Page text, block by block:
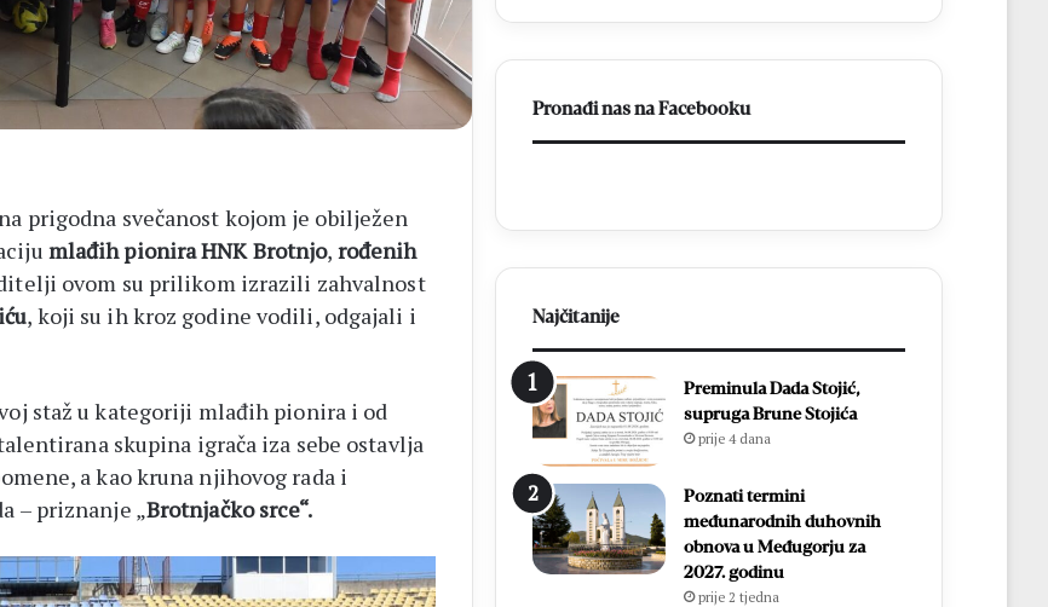
prigodna svečanost kojom je obilježen
mlađih pionira HNK Brotnjo, rođenih
ovom su prilikom izrazili zahvalnost
, koji su ih kroz godine vodili, odgajali i
staž u kategoriji mlađih pionira i od
skupina igrača iza sebe ostavlja
a kao kruna njihovog rada i
– priznanje „Brotnjačko srce“.
Pronađi nas na Facebooku
Najčitanije
Preminula Dada Stojić,
supruga Brune Stojića
prije 4 dana
Poznati termini
međunarodnih duhovnih
obnova u Međugorju za
2027. godinu
prije 2 tjedna